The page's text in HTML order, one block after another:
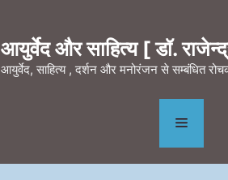
आयुर्वेद और साहित्य [ डॉ.
आयुर्वेद, साहित्य , दर्शन और मनोरंजन से सम्बंधित
Menu